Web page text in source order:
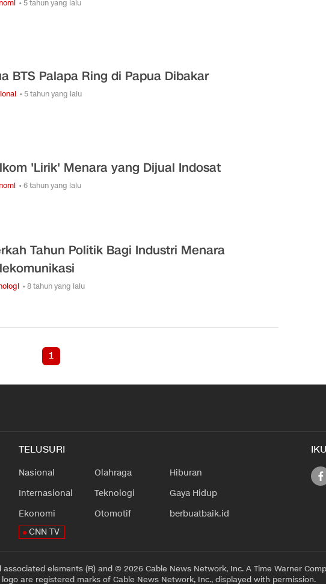
• 5 tahun yang lalu
BTS Palapa Ring di Papua Dibakar
• 5 tahun yang lalu
'Lirik' Menara yang Dijual Indosat
• 6 tahun yang lalu
Tahun Politik Bagi Industri Menara
• 8 tahun yang lalu
1
TELUSURI
Nasional
Internasional
Ekonomi
Olahraga
Teknologi
Otomotif
Hiburan
Gaya Hidup
berbuatbaik.id
CNN TV
elements (R) and © 2026 Cable News Network, Inc. A Time Warner
logo are registered marks of Cable News Network, Inc., displayed with permission.